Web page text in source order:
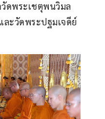
ดพระเชตุพนวิมล
ละวัดพระปฐมเจดีย์